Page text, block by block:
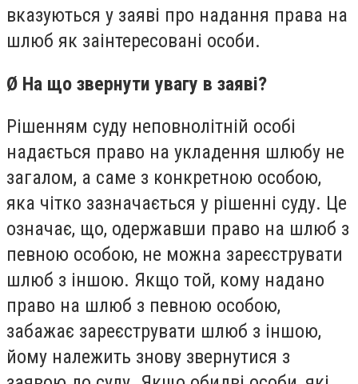
вказуються у заяві про надання права на
шлюб як заінтересовані особи.
Ø На що звернути увагу в заяві?
Рішенням суду неповнолітній особі
надається право на укладення шлюбу не
загалом, а саме з конкретною особою,
яка чітко зазначається у рішенні суду. Це
означає, що, одержавши право на шлюб з
певною особою, не можна зареєструвати
шлюб з іншою. Якщо той, кому надано
право на шлюб з певною особою,
забажає зареєструвати шлюб з іншою,
йому належить знову звернутися з